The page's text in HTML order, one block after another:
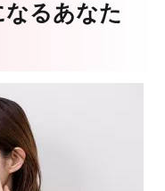
るあなた